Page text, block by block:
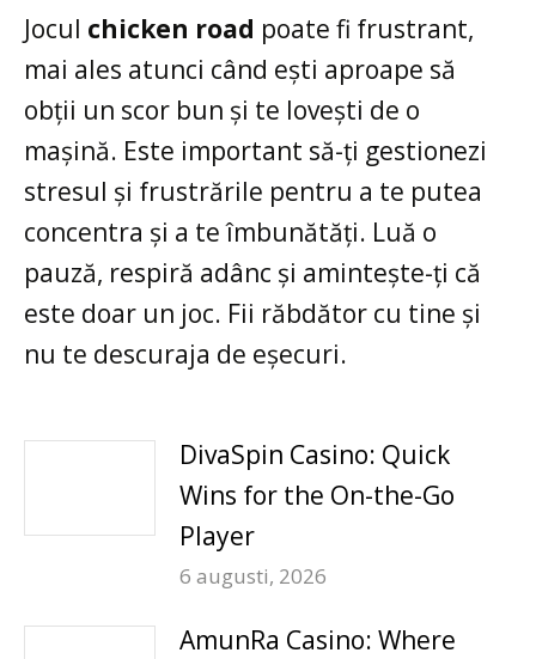
Jocul chicken road poate fi frustrant,
mai ales atunci când ești aproape să
obții un scor bun și te lovești de o
mașină. Este important să-ți gestionezi
stresul și frustrările pentru a te putea
concentra și a te îmbunătăți. Luă o
pauză, respiră adânc și amintește-ți că
este doar un joc. Fii răbdător cu tine și
nu te descuraja de eșecuri.
DivaSpin Casino: Quick
Wins for the On-the-Go
Player
6 augusti, 2026
AmunRa Casino: Where